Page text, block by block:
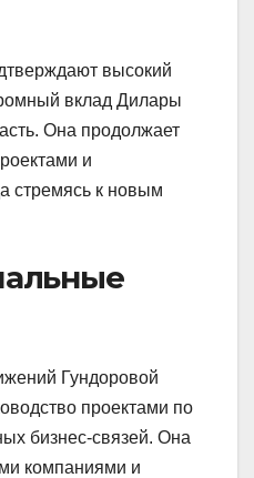
высокий
вклад Дилары
Она продолжает
и
стремясь к новым
Гундоровой
проектами по
бизнес-связей. Она
компаниями и